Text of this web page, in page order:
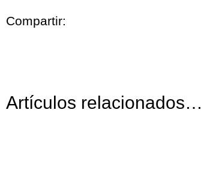
Compartir:
Artículos relacionados…